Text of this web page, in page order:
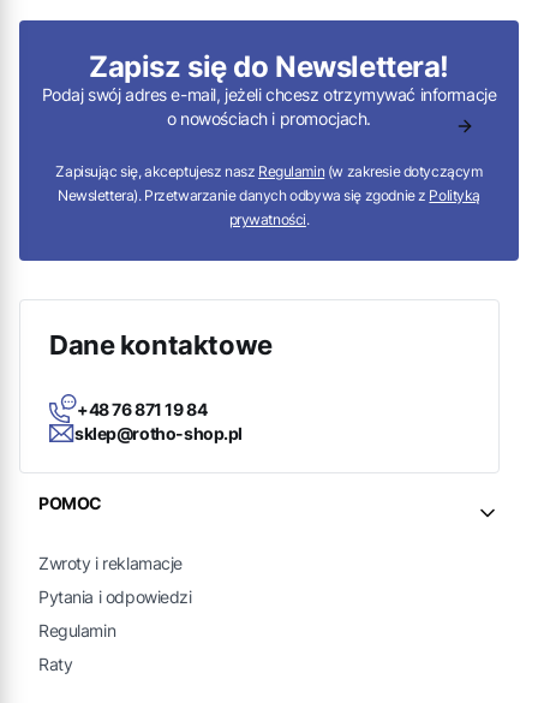
Zapisz się do Newslettera!
Podaj swój adres e-mail, jeżeli chcesz otrzymywać informacje
o nowościach i promocjach.
Zapisując się, akceptujesz nasz Regulamin (w zakresie dotyczącym
Newslettera). Przetwarzanie danych odbywa się zgodnie z Polityką
prywatności.
Dane kontaktowe
+48 76 871 19 84
sklep@rotho-shop.pl
Linki w stopce
POMOC
Zwroty i reklamacje
Pytania i odpowiedzi
Regulamin
Raty